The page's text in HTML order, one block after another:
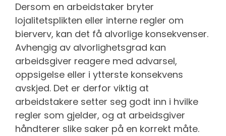
Dersom en arbeidstaker bryter
lojalitetsplikten eller interne regler om
bierverv, kan det få alvorlige konsekvenser.
Avhengig av alvorlighetsgrad kan
arbeidsgiver reagere med advarsel,
oppsigelse eller i ytterste konsekvens
avskjed. Det er derfor viktig at
arbeidstakere setter seg godt inn i hvilke
regler som gjelder, og at arbeidsgiver
håndterer slike saker på en korrekt måte.